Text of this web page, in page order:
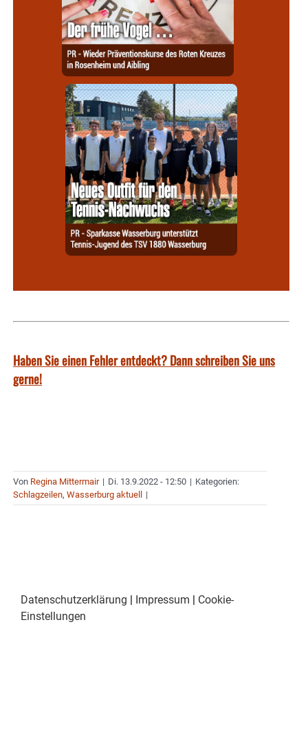
Haben Sie einen Fehler entdeckt? Dann schreiben Sie uns
gerne!
Von Regina Mittermair | Di. 13.9.2022 - 12:50 | Kategorien:
Schlagzeilen, Wasserburg aktuell |
Datenschutzerklärung | Impressum | Cookie-
Einstellungen